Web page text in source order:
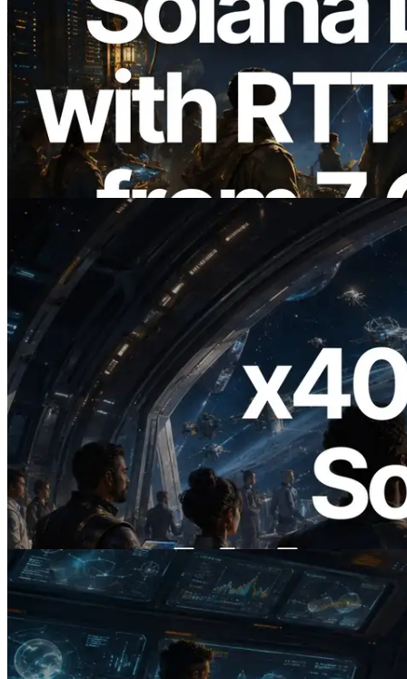
2026.08.05
ERPC Breidt Solana Leader Slot API Uit
met Pingmeting vanuit 7 Wereldwijde
Regio’s — Validators Information API
Ook Gelanceerd
2026.07.04
ERPC Lanceert x402-Enabled Solana
RPC — Het Tijdperk Waarin AI Agents
On Demand Voor API's Betalen
Lees dit artikel